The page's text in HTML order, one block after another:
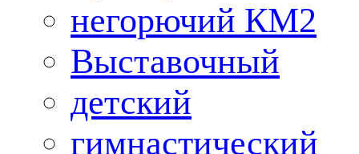
негорючий КМ2
Выставочный
детский
гимнастический